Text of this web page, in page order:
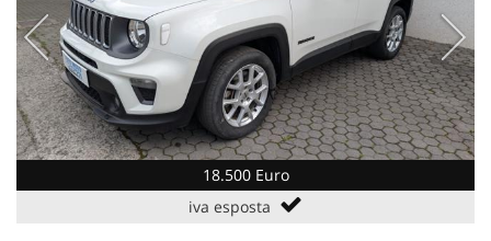
18.500 Euro
iva esposta